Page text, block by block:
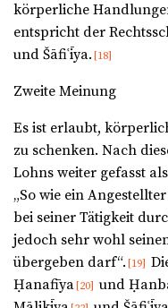
körperliche
entspricht der
und Šāfiʿīya. [18]
Zweite Meinung
Es ist erlaubt,
zu schenken. Nach
Lohns weiter gefasst
„So wie ein
bei seiner Tätigkeit
jedoch sehr wohl
übergeben darf“. [19]
Ḥanafīya [20] und